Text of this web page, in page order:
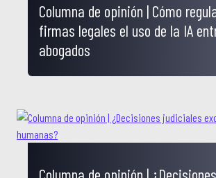
Columna de opinión | Cómo
firmas legales el uso de la IA
abogados